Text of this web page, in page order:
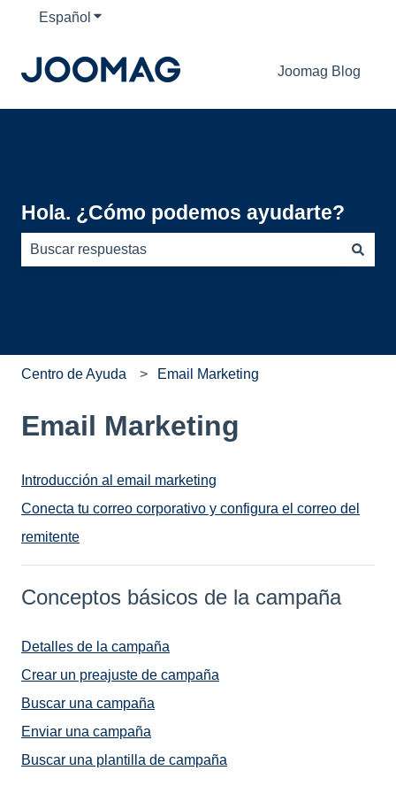
Español Traducciones de Mostrar submenú de
Joomag Blog
Hola. ¿Cómo podemos ayudarte?
Centro de Ayuda Email Marketing
Email Marketing
Introducción al email marketing
Conecta tu correo corporativo y configura el correo del
remitente
Conceptos básicos de la campaña
Detalles de la campaña
Crear un preajuste de campaña
Buscar una campaña
Enviar una campaña
Buscar una plantilla de campaña